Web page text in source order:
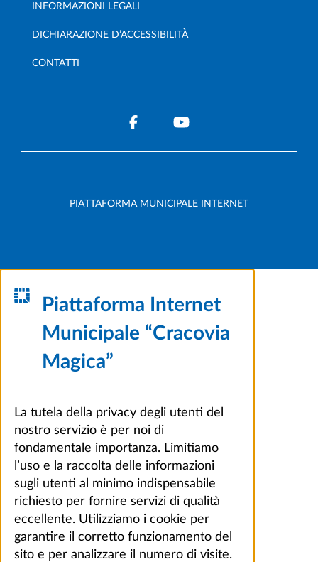
INFORMAZIONI LEGALI
DICHIARAZIONE D’ACCESSIBILITÀ
CONTATTI
PIATTAFORMA MUNICIPALE INTERNET
Piattaforma Internet
Municipale “Cracovia
Magica”
La tutela della privacy degli utenti del
nostro servizio è per noi di
fondamentale importanza. Limitiamo
l’uso e la raccolta delle informazioni
sugli utenti al minimo indispensabile
richiesto per fornire servizi di qualità
eccellente. Utilizziamo i cookie per
garantire il corretto funzionamento del
sito e per analizzare il numero di visite.